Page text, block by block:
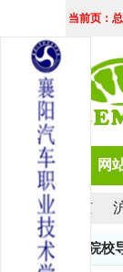
当前页：
网
京
院校